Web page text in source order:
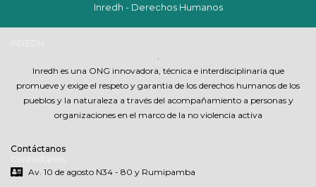
Inredh - Derechos Humanos
Inredh es una ONG innovadora, técnica e interdisciplinaria que
promueve y exige el respeto y garantia de los derechos humanos de los
pueblos y la naturaleza a través del acompañamiento a personas y
organizaciones en el marco de la no violencia activa
Contáctanos
Av. 10 de agosto N34 - 80 y Rumipamba